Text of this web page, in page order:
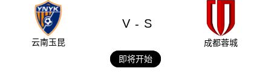
云南玉昆
V - S
成都蓉城
即将开始